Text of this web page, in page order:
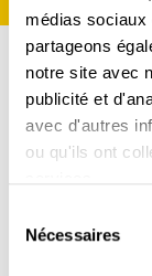
médias sociaux
partageons
notre site avec
publicité et
avec d'autres
ou qu'ils ont
Nécessaires